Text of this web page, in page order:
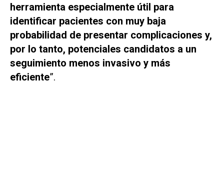
herramienta especialmente útil para
identificar pacientes con muy baja
probabilidad de presentar complicaciones y,
por lo tanto, potenciales candidatos a un
seguimiento menos invasivo y más
eficiente”.